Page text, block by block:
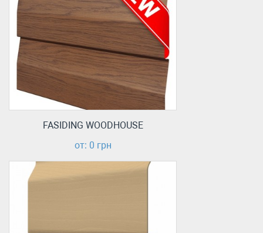
FASIDING WOODHOUSE
от: 0 грн